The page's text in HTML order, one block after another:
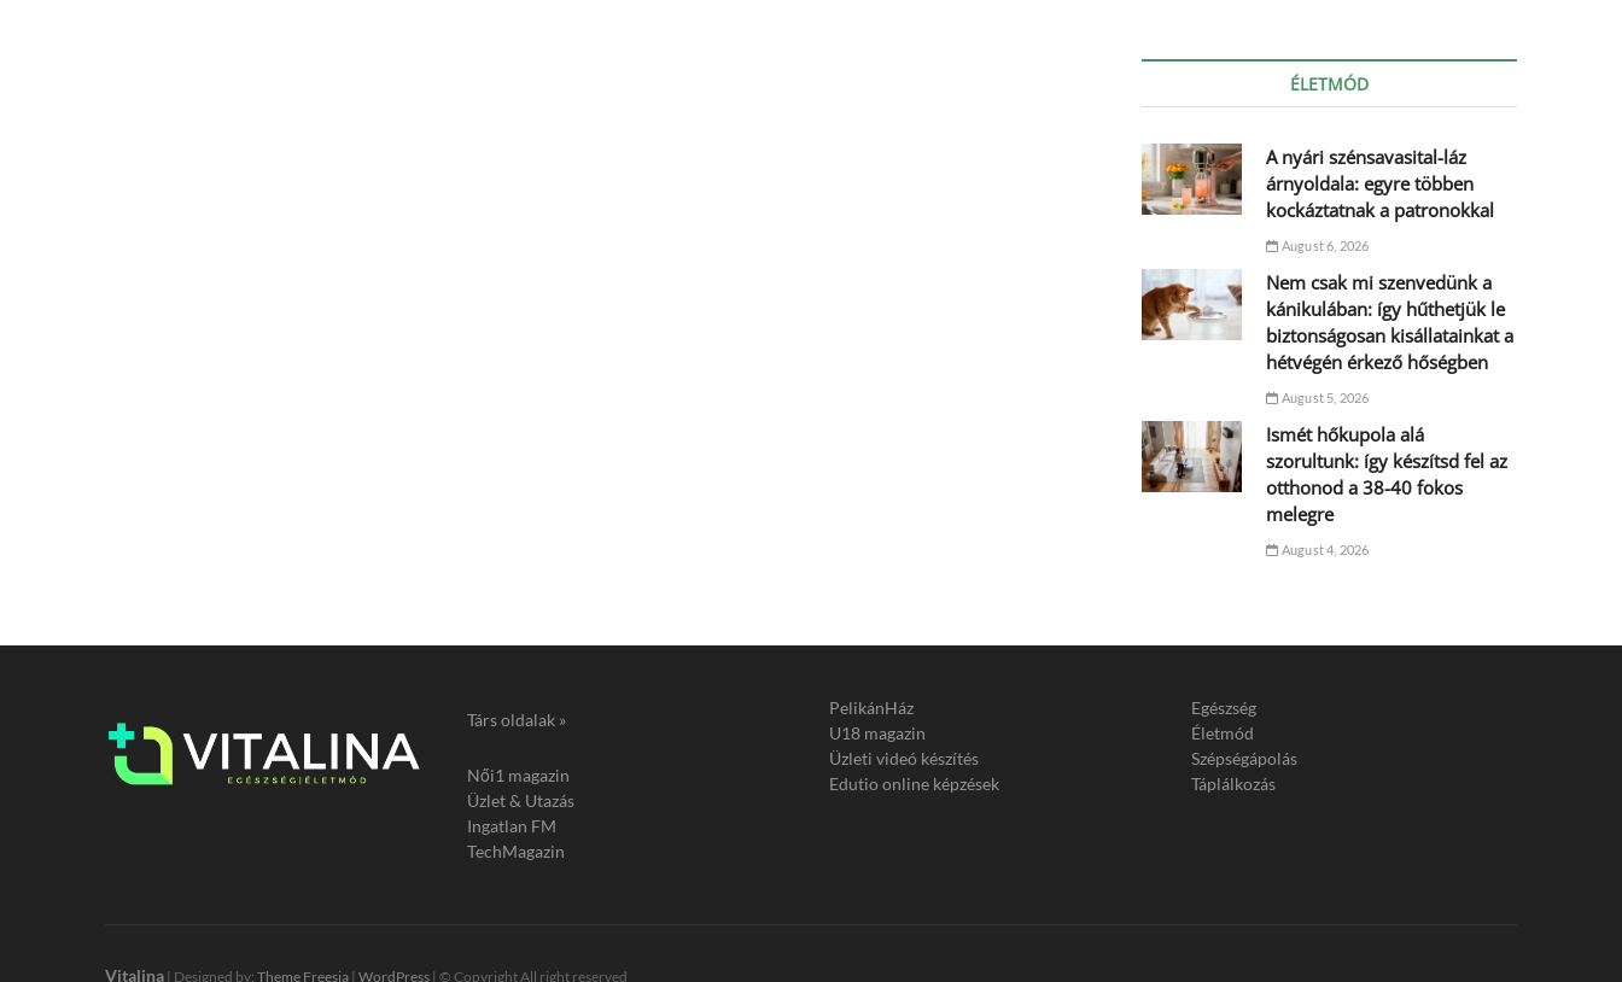
ÉLETMÓD
A nyári szénsavasital-láz
árnyoldala: egyre többen
kockáztatnak a patronokkal
August 6, 2026
Nem csak mi szenvedünk a
kánikulában: így hűthetjük le
biztonságosan kisállatainkat a
hétvégén érkező hőségben
August 5, 2026
Ismét hőkupola alá
szorultunk: így készítsd fel az
otthonod a 38-40 fokos
melegre
August 4, 2026
Társ oldalak »
Női1 magazin
Üzlet & Utazás
Ingatlan FM
TechMagazin
PelikánHáz
U18 magazin
Üzleti videó készítés
Edutio online képzések
Egészség
Életmód
Szépségápolás
Táplálkozás
Vitalina | Designed by: Theme Freesia | WordPress | © Copyright All right reserved